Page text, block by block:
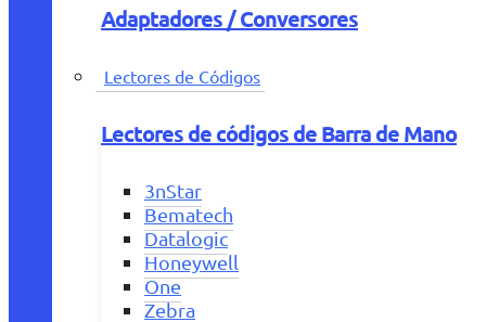
Adaptadores / Conversores
Lectores de Códigos
Lectores de códigos de Barra de Mano
3nStar
Bematech
Datalogic
Honeywell
One
Zebra